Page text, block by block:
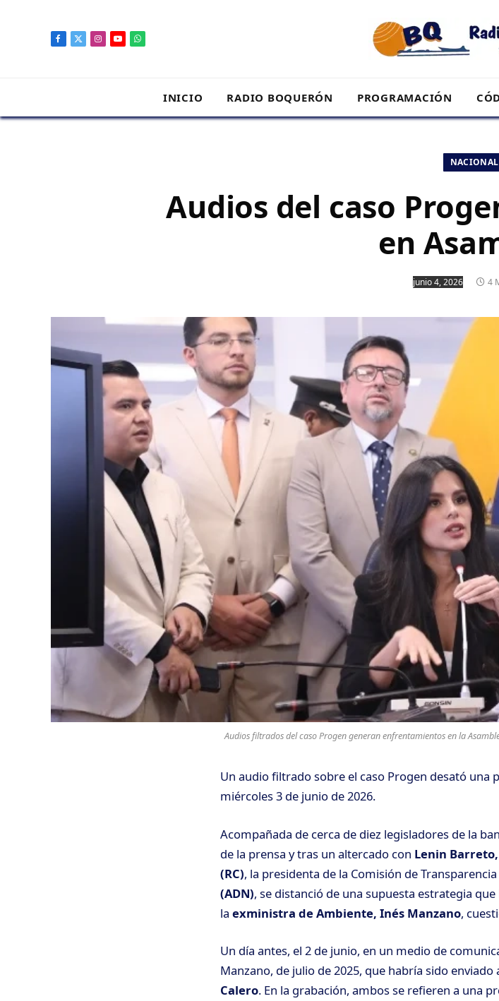
Facebook
X
Instagram
YouTubeWhatsApp
INICIO RADIO BOQUERÓN PROGRAMACIÓN
NACIONAL
Audios del caso
en
junio 4, 2026 4
Audios filtrados del caso Progen generan enfrentamientos en la
Un audio filtrado sobre el caso Progen desató una
miércoles 3 de junio de 2026.
Acompañada de cerca de diez legisladores de la
de la prensa y tras un altercado con Lenin
(RC), la presidenta de la Comisión de
(ADN), se distanció de una supuesta estrategia
la exministra de Ambiente, Inés Manzano,
Un día antes, el 2 de junio, en un medio de
Manzano, de julio de 2025, que habría sido enviado
Calero. En la grabación, ambos se refieren a una